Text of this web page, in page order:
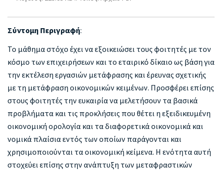
Σύντομη Περιγραφή:
Το μάθημα στόχο έχει να εξοικειώσει τους φοιτητές με τον
κόσμο των επιχειρήσεων και το εταιρικό δίκαιο ως βάση για
την εκτέλεση εργασιών μετάφρασης και έρευνας σχετικής
με τη μετάφραση οικονομικών κειμένων. Προσφέρει επίσης
στους φοιτητές την ευκαιρία να μελετήσουν τα βασικά
προβλήματα και τις προκλήσεις που θέτει η εξειδικευμένη
οικονομική ορολογία και τα διαφορετικά οικονομικά και
νομικά πλαίσια εντός των οποίων παράγονται και
χρησιμοποιούνται τα οικονομική κείμενα. Η ενότητα αυτή
στοχεύει επίσης στην ανάπτυξη των μεταφραστικών